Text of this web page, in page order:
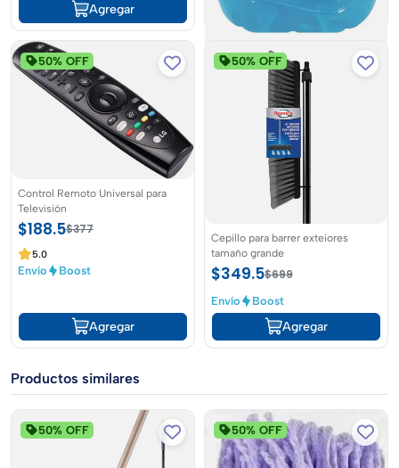
Agregar
LÍQUIDO LIMPIADOR DE PISO
MULTÍUSOS AROMA MAR FRESCO
$275
Boost
Agregar
50% OFF
Control Remoto Universal para
Televisión
$188.5$377
5.0
Envío Boost
Agregar
50% OFF
Cepillo para barrer exteiores
tamaño grande
$349.5$699
Envío Boost
Agregar
Productos similares
50% OFF 50% OFF